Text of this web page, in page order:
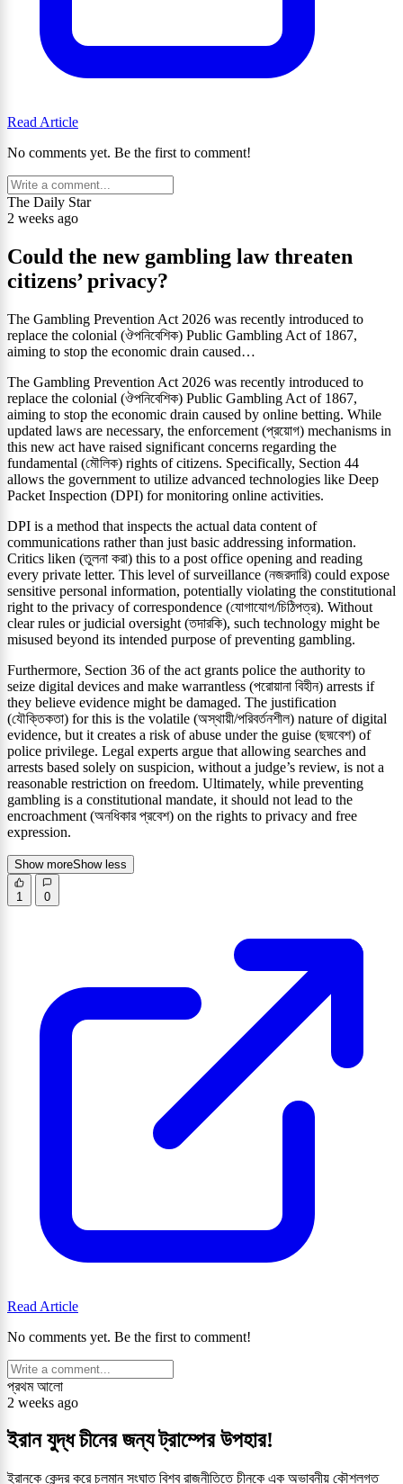
Read Article
No comments yet. Be the first to comment!
The Daily Star
2 weeks ago
Could the new gambling law threaten
citizens’ privacy?
The Gambling Prevention Act 2026 was recently introduced to
replace the colonial (ঔপনিবেশিক) Public Gambling Act of 1867,
aiming to stop the economic drain caused…
The Gambling Prevention Act 2026 was recently introduced to
replace the colonial (ঔপনিবেশিক) Public Gambling Act of 1867,
aiming to stop the economic drain caused by online betting. While
updated laws are necessary, the enforcement (প্রয়োগ) mechanisms in
this new act have raised significant concerns regarding the
fundamental (মৌলিক) rights of citizens. Specifically, Section 44
allows the government to utilize advanced technologies like Deep
Packet Inspection (DPI) for monitoring online activities.
DPI is a method that inspects the actual data content of
communications rather than just basic addressing information.
Critics liken (তুলনা করা) this to a post office opening and reading
every private letter. This level of surveillance (নজরদারি) could expose
sensitive personal information, potentially violating the constitutional
right to the privacy of correspondence (যোগাযোগ/চিঠিপত্র). Without
clear rules or judicial oversight (তদারকি), such technology might be
misused beyond its intended purpose of preventing gambling.
Furthermore, Section 36 of the act grants police the authority to
seize digital devices and make warrantless (পরোয়ানা বিহীন) arrests if
they believe evidence might be damaged. The justification
(যৌক্তিকতা) for this is the volatile (অস্থায়ী/পরিবর্তনশীল) nature of digital
evidence, but it creates a risk of abuse under the guise (ছদ্মবেশ) of
police privilege. Legal experts argue that allowing searches and
arrests based solely on suspicion, without a judge’s review, is not a
reasonable restriction on freedom. Ultimately, while preventing
gambling is a constitutional mandate, it should not lead to the
encroachment (অনধিকার প্রবেশ) on the rights to privacy and free
expression.
Show moreShow less
1 0
Read Article
No comments yet. Be the first to comment!
প্রথম আলো
2 weeks ago
ইরান যুদ্ধ চীনের জন্য ট্রাম্পের উপহার!
ইরানকে কেন্দ্র করে চলমান সংঘাত বিশ্ব রাজনীতিতে চীনকে এক অভাবনীয় কৌশলগত